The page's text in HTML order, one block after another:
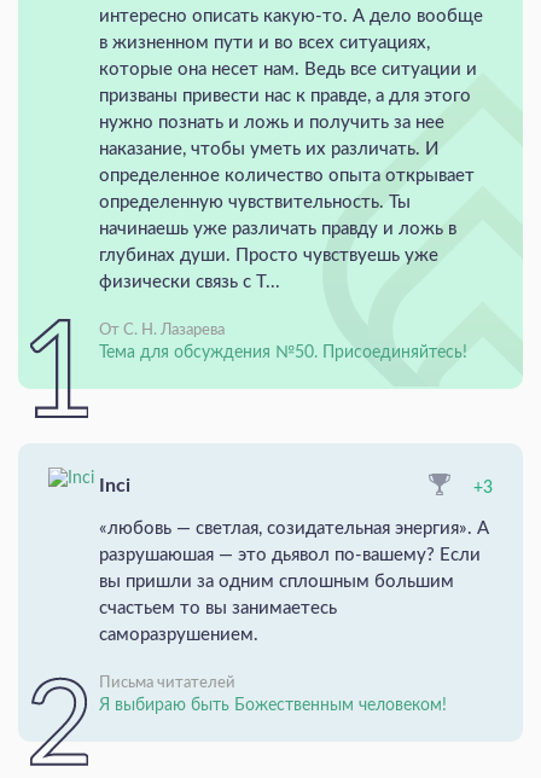
интересно описать какую-то. А дело вообще
в жизненном пути и во всех ситуациях,
которые она несет нам. Ведь все ситуации и
призваны привести нас к правде, а для этого
нужно познать и ложь и получить за нее
наказание, чтобы уметь их различать. И
определенное количество опыта открывает
определенную чувствительность. Ты
начинаешь уже различать правду и ложь в
глубинах души. Просто чувствуешь уже
физически связь с Т...
От С. Н. Лазарева
Тема для обсуждения №50. Присоединяйтесь!
Inci +3
«любовь — светлая, созидательная энергия». А
разрушаюшая — это дьявол по-вашему? Если
вы пришли за одним сплошным большим
счастьем то вы занимаетесь
саморазрушением.
Письма читателей
Я выбираю быть Божественным человеком!